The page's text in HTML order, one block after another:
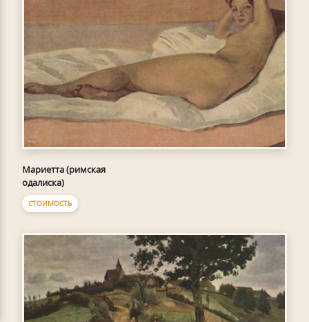
Мариетта (римская
одалиска)
СТОИМОСТЬ